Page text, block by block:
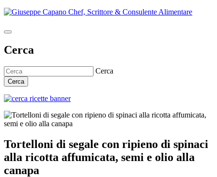
Cerca
Cerca
Cerca
Tortelloni di segale con ripieno di spinaci
alla ricotta affumicata, semi e olio alla
canapa